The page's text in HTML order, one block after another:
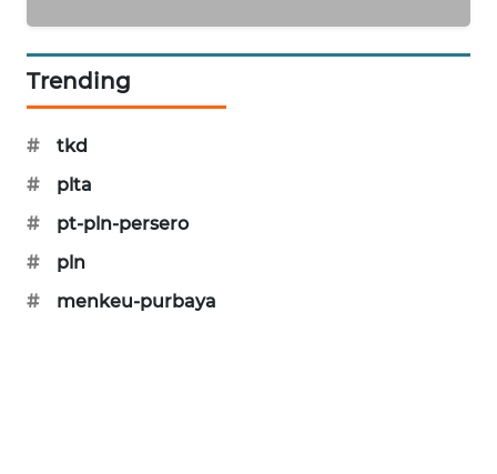
Trending
#
tkd
#
plta
#
pt-pln-persero
#
pln
#
menkeu-purbaya
KONSUMEN
FORWAMKI
ALPERKLINAS
FORJASIDA
TAMBANG